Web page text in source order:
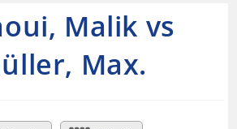
Malik vs
Max.